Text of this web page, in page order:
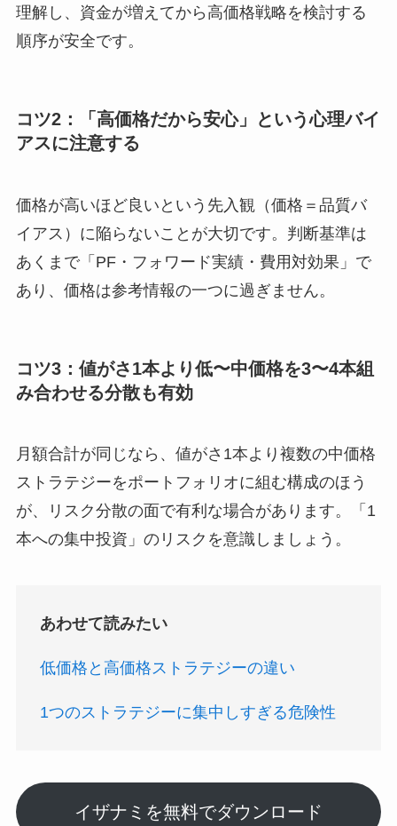
理解し、資金が増えてから高価格戦略を検討する
順序が安全です。
コツ2：「高価格だから安心」という心理バイ
アスに注意する
価格が高いほど良いという先入観（価格＝品質バ
イアス）に陥らないことが大切です。判断基準は
あくまで「PF・フォワード実績・費用対効果」で
あり、価格は参考情報の一つに過ぎません。
コツ3：値がさ1本より低〜中価格を3〜4本組
み合わせる分散も有効
月額合計が同じなら、値がさ1本より複数の中価格
ストラテジーをポートフォリオに組む構成のほう
が、リスク分散の面で有利な場合があります。「1
本への集中投資」のリスクを意識しましょう。
あわせて読みたい
低価格と高価格ストラテジーの違い
1つのストラテジーに集中しすぎる危険性
イザナミを無料でダウンロード